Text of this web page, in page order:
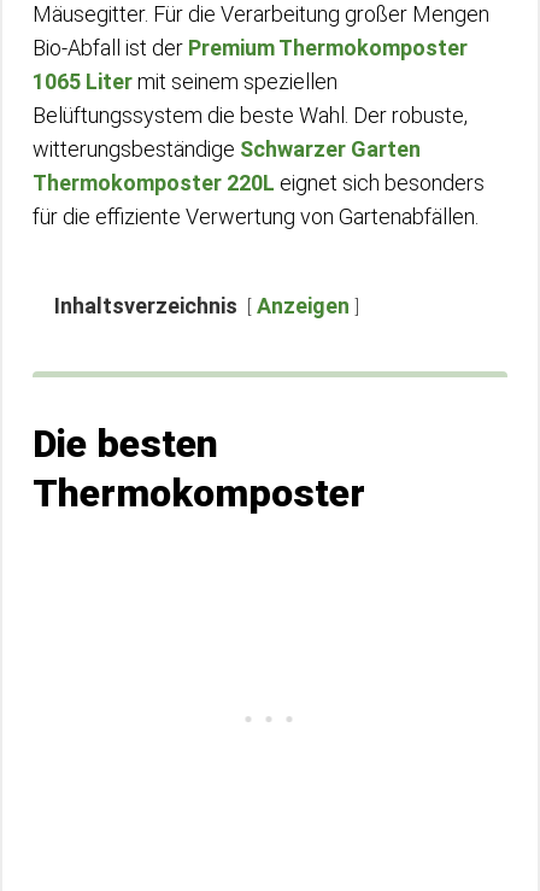
Mäusegitter. Für die Verarbeitung großer Mengen
Bio-Abfall ist der Premium Thermokomposter
1065 Litermit seinem speziellen
Belüftungssystem die beste Wahl. Der robuste,
witterungsbeständige Schwarzer Garten
Thermokomposter 220L eignet sich besonders
für die effiziente Verwertung von Gartenabfällen.
Inhaltsverzeichnis Anzeigen
Die besten
Thermokomposter